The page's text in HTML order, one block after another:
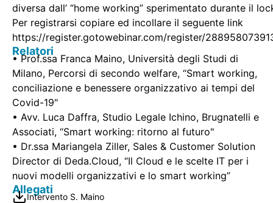
diversa dall’ “home working” sperimentato durante il
Per registrarsi copiare ed incollare il seguente link
https://register.gotowebinar.com/register/
Relatori
• Prof.ssa Franca Maino, Università degli Studi di
Milano, Percorsi di secondo welfare, “Smart working,
conciliazione e benessere organizzativo ai tempi del
Covid-19"
• Avv. Luca Daffra, Studio Legale Ichino, Brugnatelli e
Associati, “Smart working: ritorno al futuro"
• Dr.ssa Mariangela Ziller, Sales & Customer Solution
Director di Deda.Cloud, “Il Cloud e le scelte IT per i
nuovi modelli organizzativi e lo smart working”
Allegati
Intervento S. Maino